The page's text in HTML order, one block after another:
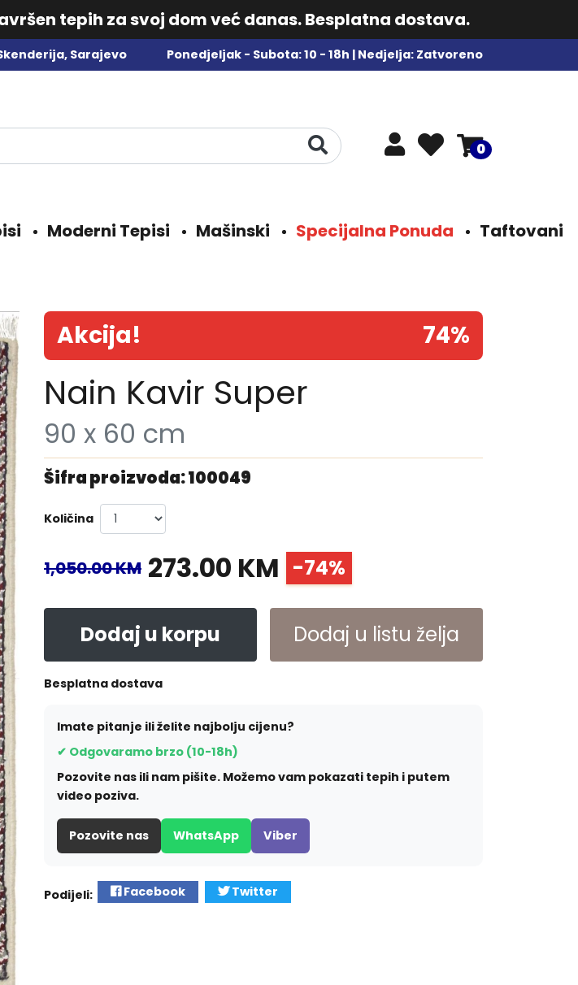
tepih za svoj dom već danas. Besplatna dostava.
Sarajevo Ponedjeljak - Subota: 10 - 18h | Nedjelja: Zatvoreno
0
Moderni Tepisi Mašinski Specijalna Ponuda Taftovani
Akcija! 74%
Nain Kavir Super
90 x 60 cm
Šifra proizvoda: 100049
Količina
1,050.00 KM 273.00 KM -74%
Dodaj u korpu Dodaj u listu želja
Besplatna dostava
Imate pitanje ili želite najbolju cijenu?
✔ Odgovaramo brzo (10-18h)
Pozovite nas ili nam pišite. Možemo vam pokazati tepih i putem
video poziva.
Pozovite nas WhatsApp Viber
Podijeli: Facebook Twitter